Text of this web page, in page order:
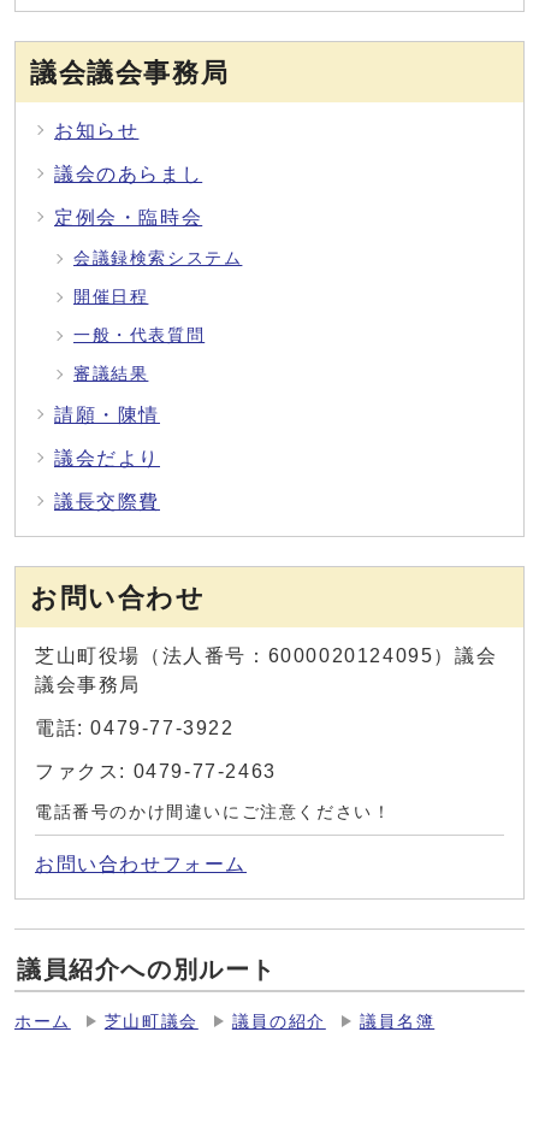
議会議会事務局
お知らせ
議会のあらまし
定例会・臨時会
会議録検索システム
開催日程
一般・代表質問
審議結果
請願・陳情
議会だより
議長交際費
お問い合わせ
芝山町役場（法人番号：6000020124095）議会
議会事務局
電話: 0479-77-3922
ファクス: 0479-77-2463
電話番号のかけ間違いにご注意ください！
お問い合わせフォーム
議員紹介への別ルート
ホーム 芝山町議会 議員の紹介 議員名簿